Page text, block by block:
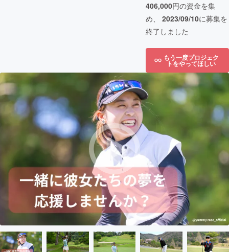
406,000円の資金を集
め、 2023/09/10に募集を
終了しました
もう一度プロジェク
トをやってほしい